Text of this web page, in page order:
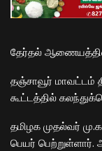
தேர்தல் ஆணையத்தில்
தஞ்சாவூர் மாவட்டம்
கூட்டத்தில்
தமிழக முதல்வர்
பெயர் பெற்றுள்ளார்.